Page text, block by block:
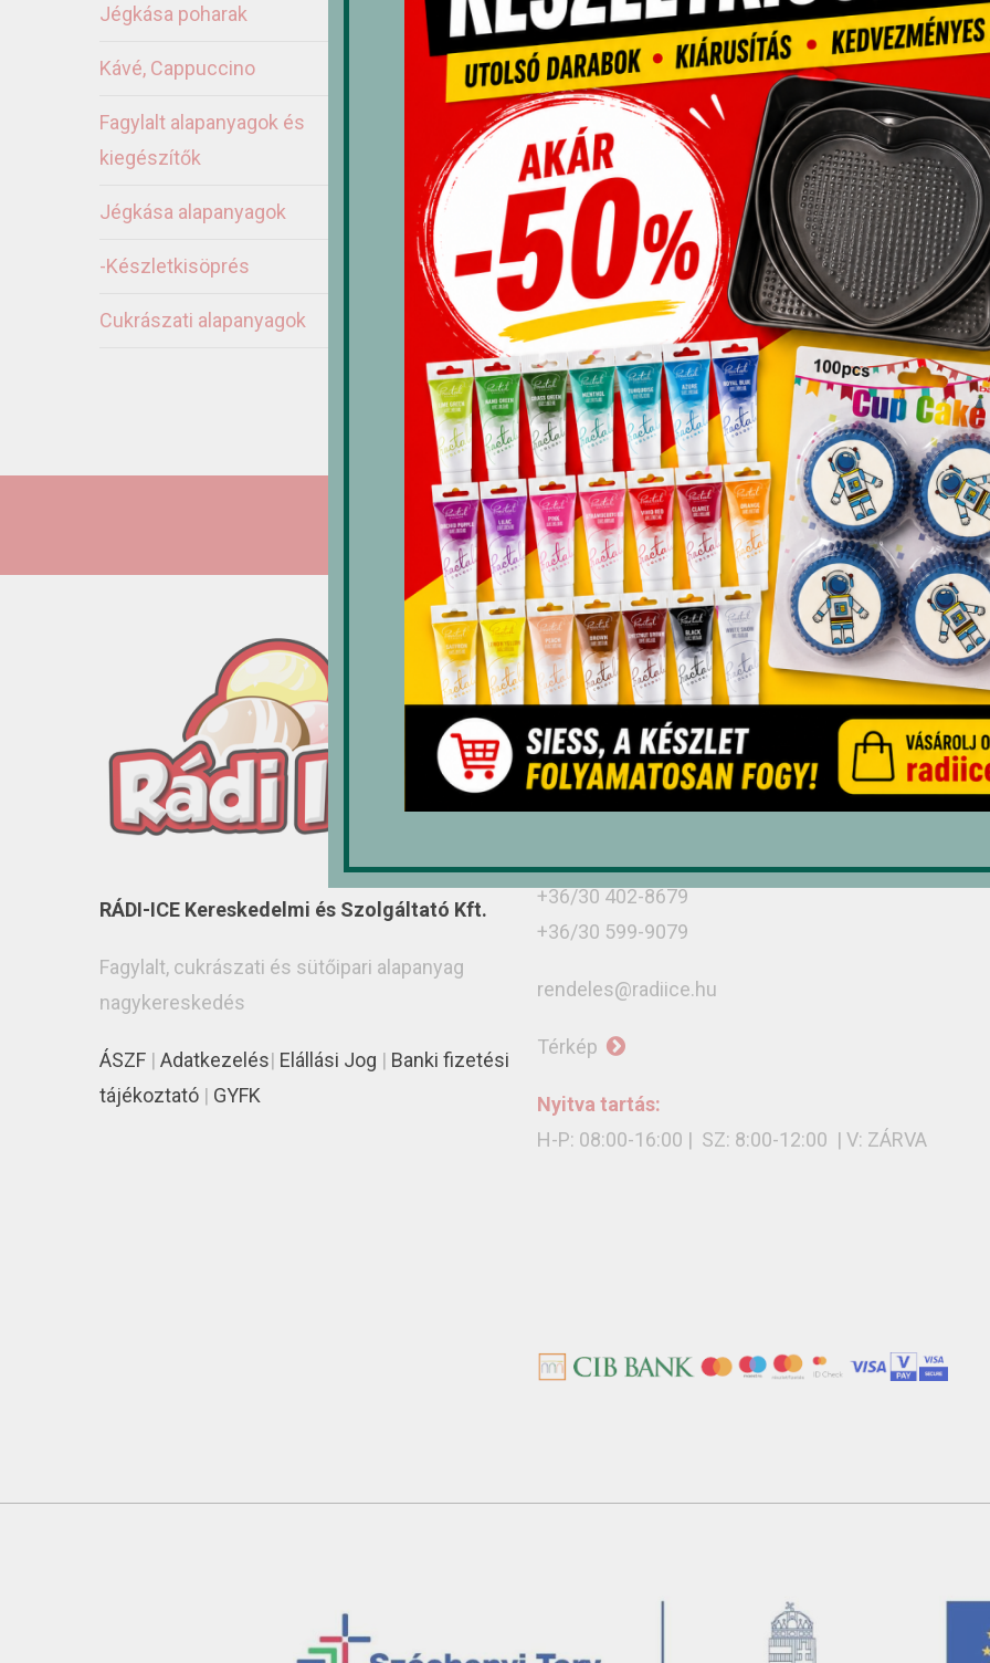
Jégkása poharak
Kávé, Cappuccino
Fagylalt alapanyagok és
kiegészítők
Jégkása alapanyagok
-Készletkisöprés
Cukrászati alapanyagok
Marcipán/fondant
formázó pisztoly „4585”
(V)
3,990Ft
Prémium
tortaalátét
1,725Ft–3,845Ft
-
RÁDI-ICE Kereskedelmi és Szolgáltató Kft.
Fagylalt, cukrászati és sütőipari alapanyag
nagykereskedés
ÁSZF | Adatkezelés| Elállási Jog | Banki fizetési
tájékoztató | GYFK
Üzletünk
Debrecen, Monostorpályi út 9-11, 4030
+36/30 402-8679
+36/30 599-9079
rendeles@radiice.hu
Térkép
Nyitva tartás:
H-P: 08:00-16:00 | SZ: 8:00-12:00 | V: ZÁRVA